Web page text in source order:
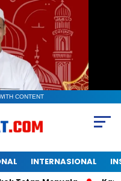
CONTENT
INTERNASIONAL